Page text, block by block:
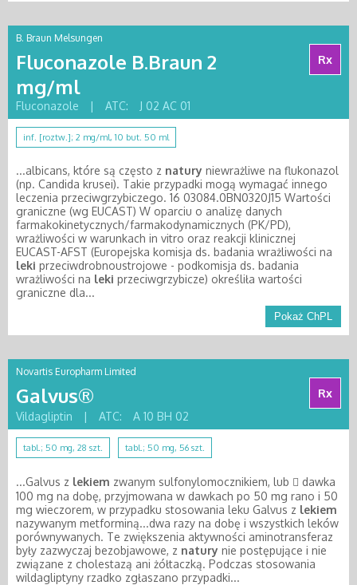
B. Braun Melsungen
Fluconazole B.Braun 2
mg/ml
Rx
Fluconazole | ATC: J 02 AC 01
inf. [roztw.]; 2 mg/ml, 10 but. 50 ml
...albicans, które są często z natury niewrażliwe na flukonazol
(np. Candida krusei). Takie przypadki mogą wymagać innego
leczenia przeciwgrzybiczego. 16 03084.0BN0320J15 Wartości
graniczne (wg EUCAST) W oparciu o analizę danych
farmakokinetycznych/farmakodynamicznych (PK/PD),
wrażliwości w warunkach in vitro oraz reakcji klinicznej
EUCAST-AFST (Europejska komisja ds. badania wrażliwości na
leki przeciwdrobnoustrojowe - podkomisja ds. badania
wrażliwości na leki przeciwgrzybicze) określiła wartości
graniczne dla...
Pokaż ChPL
Novartis Europharm Limited
Galvus®
Rx
Vildagliptin
| ATC: A 10 BH 02
tabl.; 50 mg, 28 szt. tabl.; 50 mg, 56 szt.
...Galvus z lekiem zwanym sulfonylomocznikiem, lub  dawka
100 mg na dobę, przyjmowana w dawkach po 50 mg rano i 50
mg wieczorem, w przypadku stosowania leku Galvus z lekiem
nazywanym metforminą...dwa razy na dobę i wszystkich leków
porównywanych. Te zwiększenia aktywności aminotransferaz
były zazwyczaj bezobjawowe, z natury nie postępujące i nie
związane z cholestazą ani żółtaczką. Podczas stosowania
wildagliptyny rzadko zgłaszano przypadki...